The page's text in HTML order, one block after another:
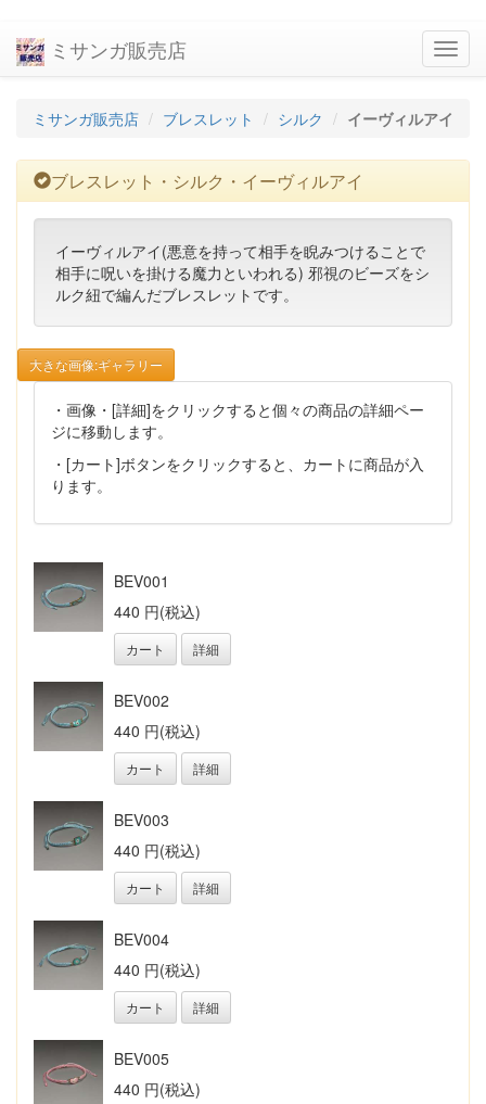
ミサンガ販売店
ミサンガ販売店 ブレスレット シルク イーヴィルアイ
ブレスレット・シルク・イーヴィルアイ
イーヴィルアイ(悪意を持って相手を睨みつけることで
相手に呪いを掛ける魔力といわれる) 邪視のビーズをシ
ルク紐で編んだブレスレットです。
大きな画像:ギャラリー
・画像・[詳細]をクリックすると個々の商品の詳細ペー
ジに移動します。
・[カート]ボタンをクリックすると、カートに商品が入
ります。
BEV001
440 円(税込)
カート 詳細
BEV002
440 円(税込)
カート 詳細
BEV003
440 円(税込)
カート 詳細
BEV004
440 円(税込)
カート 詳細
BEV005
440 円(税込)